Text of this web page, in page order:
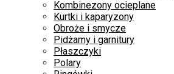
Kombinezony ocieplane
Kurtki i kaparyzony
Obroże i smycze
Pidżamy i garnitury
Płaszczyki
Polary